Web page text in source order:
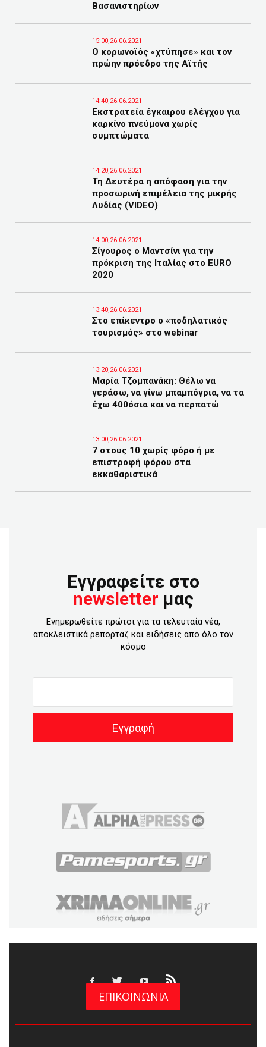
Βασανιστηρίων
15:00,26.06.2021
Ο κορωνοϊός «χτύπησε» και τον
πρώην πρόεδρο της Αϊτής
14:40,26.06.2021
Εκστρατεία έγκαιρου ελέγχου για
καρκίνο πνεύμονα χωρίς
συμπτώματα
14:20,26.06.2021
Τη Δευτέρα η απόφαση για την
προσωρινή επιμέλεια της μικρής
Λυδίας (VIDEO)
14:00,26.06.2021
Σίγουρος ο Μαντσίνι για την
πρόκριση της Ιταλίας στο EURO
2020
13:40,26.06.2021
Στο επίκεντρο ο «ποδηλατικός
τουρισμός» στο webinar
13:20,26.06.2021
Μαρία Τζομπανάκη: Θέλω να
γεράσω, να γίνω μπαμπόγρια, να τα
έχω 400όσια και να περπατώ
13:00,26.06.2021
7 στους 10 χωρίς φόρο ή με
επιστροφή φόρου στα
εκκαθαριστικά
Εγγραφείτε στο
newsletter μας
Ενημερωθείτε πρώτοι για τα τελευταία νέα,
αποκλειστικά ρεπορταζ και ειδήσεις απο όλο τον
κόσμο
ΕΠΙΚΟΙΝΩΝΙΑ